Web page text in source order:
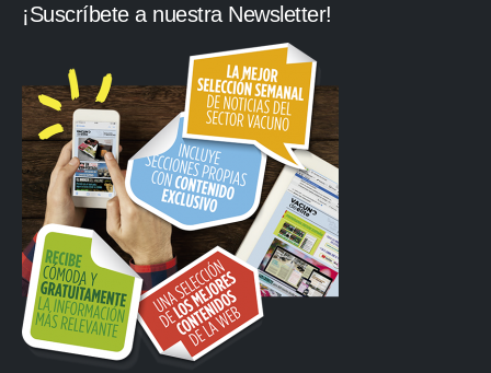
¡Suscríbete a nuestra Newsletter!